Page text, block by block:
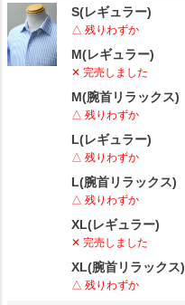
S(レギュラー)
△ 残りわずか
M(レギュラー)
✕ 完売しました
M(腕首リラックス)
△ 残りわずか
L(レギュラー)
△ 残りわずか
L(腕首リラックス)
△ 残りわずか
XL(レギュラー)
✕ 完売しました
XL(腕首リラックス)
△ 残りわずか